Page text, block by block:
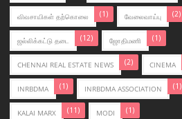
விவசாயிகள் தற்கொலை (1) வேலைவாய்பு (2)
ஜல்லிக்கட்டு தடை (12) ஜோதிமணி (1)
CHENNAI REAL ESTATE NEWS (2) CINEMA
INRBDMA (1) INRBDMA ASSOCIATION (1)
KALAI MARX (11) MODI (1)